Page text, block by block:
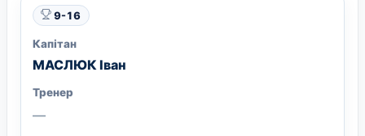
9-16
Капітан
МАСЛЮК Іван
Тренер
—